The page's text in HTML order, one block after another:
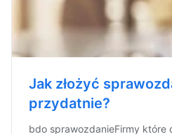
Jak złożyć
przydatnie?
bdo sprawozdanieFirmy które